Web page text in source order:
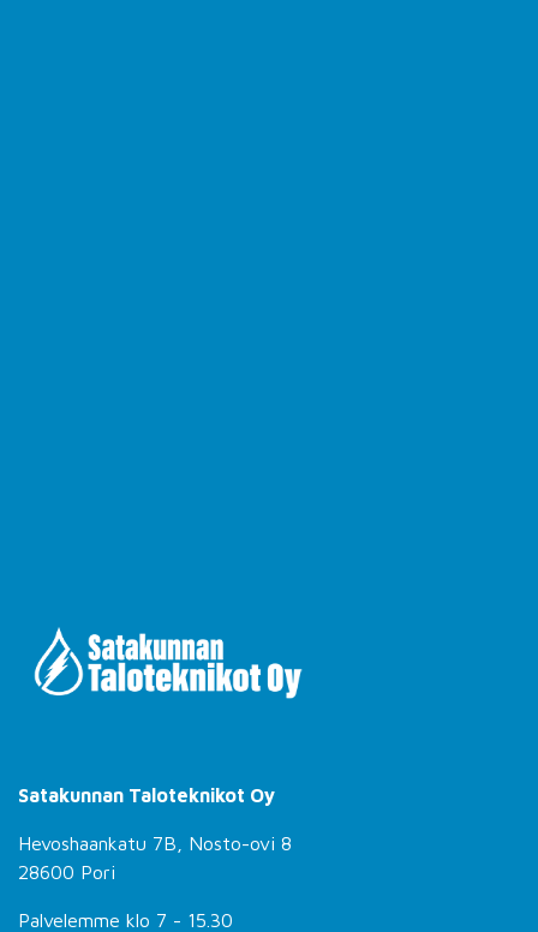
Satakunnan Taloteknikot Oy
Hevoshaankatu 7B, Nosto-ovi 8
28600 Pori
Palvelemme klo 7 - 15.30